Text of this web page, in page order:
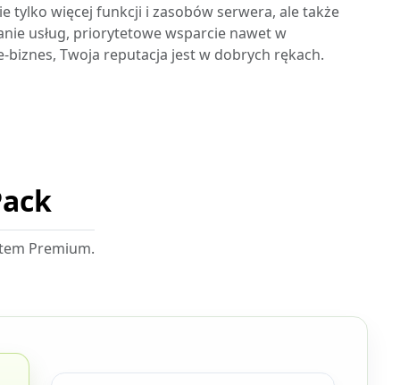
tylko więcej funkcji i zasobów serwera, ale także
usług, priorytetowe wsparcie nawet w
biznes, Twoja reputacja jest w dobrych rękach.
Premium.